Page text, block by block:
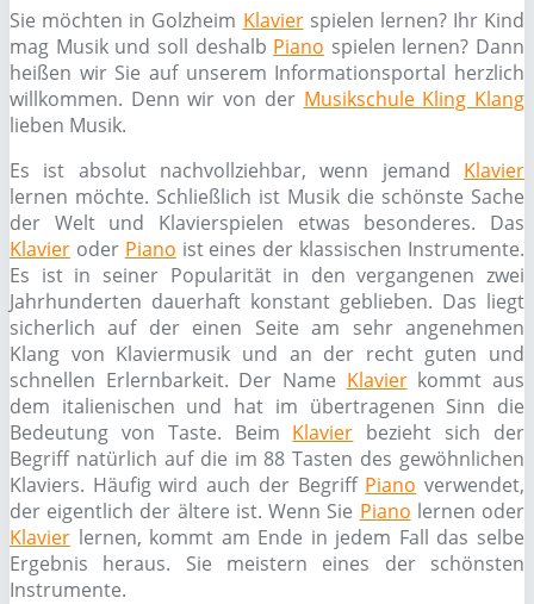
Sie möchten in Golzheim Klavierspielen lernen? Ihr Kind
mag Musik und soll deshalb Piano spielen lernen? Dann
heißen wir Sie auf unserem Informationsportal herzlich
willkommen. Denn wir von der Musikschule Kling Klang
lieben Musik.
Es ist absolut nachvollziehbar, wenn jemand Klavier
lernen möchte. Schließlich ist Musik die schönste Sache
der Welt und Klavierspielen etwas besonderes. Das
Klavier oder Piano ist eines der klassischen Instrumente.
Es ist in seiner Popularität in den vergangenen zwei
Jahrhunderten dauerhaft konstant geblieben. Das liegt
sicherlich auf der einen Seite am sehr angenehmen
Klang von Klaviermusik und an der recht guten und
schnellen Erlernbarkeit. Der Name Klavierkommt aus
dem italienischen und hat im übertragenen Sinn die
Bedeutung von Taste. Beim Klavier bezieht sich der
Begriff natürlich auf die im 88 Tasten des gewöhnlichen
Klaviers. Häufig wird auch der Begriff Piano verwendet,
der eigentlich der ältere ist. Wenn Sie Piano lernen oder
Klavier lernen, kommt am Ende in jedem Fall das selbe
Ergebnis heraus. Sie meistern eines der schönsten
Instrumente.